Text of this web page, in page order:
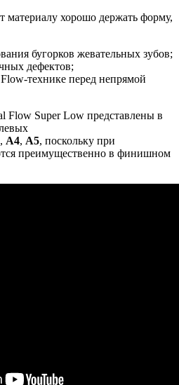
материалу хорошо держать форму,
бугорков жевательных зубов;
дефектов;
технике перед непрямой
Flow Super Low представлены в
, A4, А5, поскольку при
преимущественно в финишном